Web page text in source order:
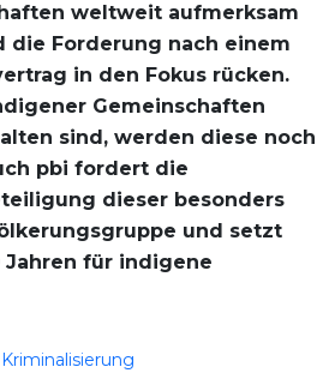
weltweit aufmerksam
die Forderung nach einem
in den Fokus rücken.
Gemeinschaften
sind, werden diese noch
pbi fordert die
dieser besonders
und setzt
für indigene
Kriminalisierung